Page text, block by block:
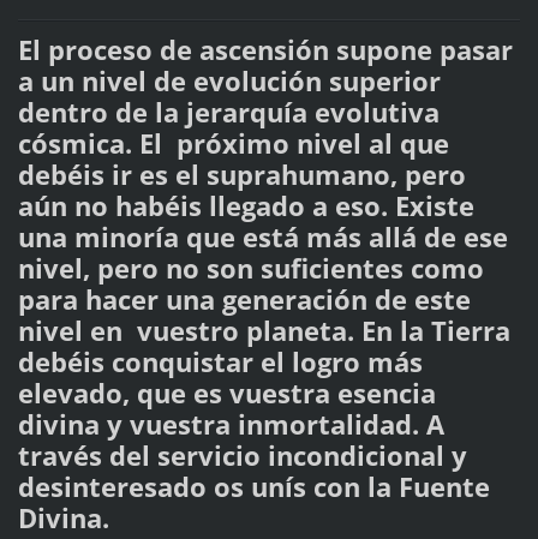
El proceso de ascensión supone pasar
a un nivel de evolución superior
dentro de la jerarquía evolutiva
cósmica. El próximo nivel al que
debéis ir es el suprahumano, pero
aún no habéis llegado a eso. Existe
una minoría que está más allá de ese
nivel, pero no son suficientes como
para hacer una generación de este
nivel en vuestro planeta. En la Tierra
debéis conquistar el logro más
elevado, que es vuestra esencia
divina y vuestra inmortalidad. A
través del servicio incondicional y
desinteresado os unís con la Fuente
Divina.